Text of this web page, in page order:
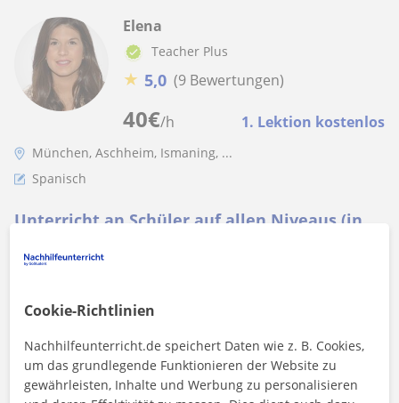
40€/h 1. Lektion kostenlos
Elena
Teacher Plus
★ 5,0 (9 Bewertungen)
München, Aschheim, Ismaning, ...
Spanisch
Unterricht an Schüler auf allen Niveaus (in
Versuchen Sie oder Ihre Kinder seit Längerem, Spanisch mit
kann Ihnen mit meinem e...
Mehr sehen Kontaktieren
Cookie-Richtlinien
Nachhilfeunterricht.de speichert Daten wie z. B. Cookies,
um das grundlegende Funktionieren der Website zu
gewährleisten, Inhalte und Werbung zu personalisieren